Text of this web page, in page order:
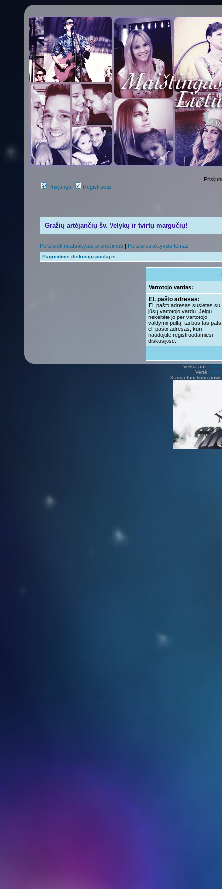
Prisijungti Registruotis
Gražių artėjančių šv. Velykų ir tvirtų margučių!
Peržiūrėti neatsakytus pranešimus | Peržiūrėti aktyvias temas
Pagrindinis diskusijų puslapis
Vartotojo vardas:
El. pašto adresas:
El. pašto adresas susietas su
jūsų vartotojo vardu. Jeigu
nekeitėte jo per vartotojo
valdymo pultą, tai bus tas pats
el. pašto adresas, kurį
naudojote registruodamiesi
diskusijose.
Veikia ant
Vertė Vilius
Karma functions